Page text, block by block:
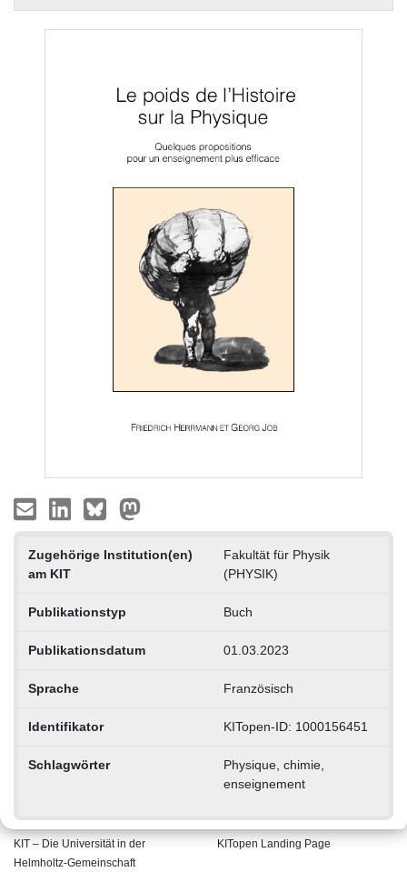
Zugehörige Institution(en)
am KIT
Fakultät für Physik
(PHYSIK)
Publikationstyp Buch
Publikationsdatum 01.03.2023
Sprache Französisch
Identifikator KITopen-ID: 1000156451
Schlagwörter
Physique, chimie,
enseignement
KIT – Die Universität in der
Helmholtz-Gemeinschaft
KITopen Landing Page